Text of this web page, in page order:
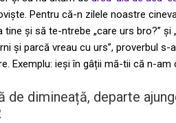
Pentru că-n zilele noastre
și să te-ntrebe „care urs bro?” și
și parcă vreau cu urs”, proverbul
Exemplu: ieși în gâții mă-tii că n-am
de dimineață, departe